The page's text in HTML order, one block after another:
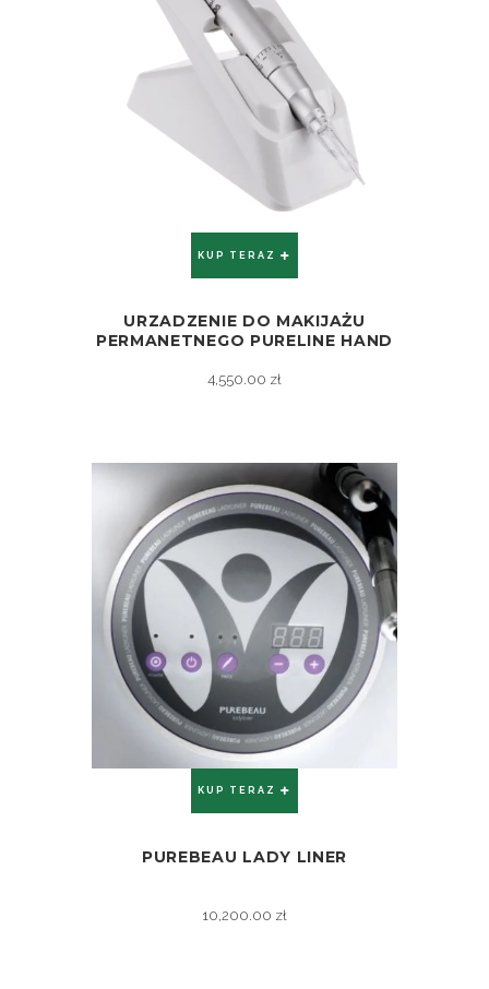
ZOBACZ
KUP TERAZ
URZADZENIE DO MAKIJAŻU
PERMANETNEGO PURELINE HAND
4,550.00 zł
ZOBACZ
KUP TERAZ
PUREBEAU LADY LINER
10,200.00 zł